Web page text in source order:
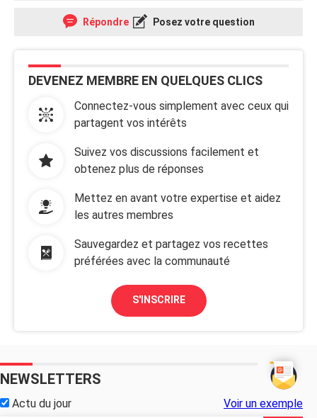
Répondre Posez votre question
DEVENEZ MEMBRE EN QUELQUES CLICS
Connectez-vous simplement avec ceux qui
partagent vos intérêts
Suivez vos discussions facilement et
obtenez plus de réponses
Mettez en avant votre expertise et aidez
les autres membres
Sauvegardez et partagez vos recettes
préférées avec la communauté
S'INSCRIRE
NEWSLETTERS
Actu du jour Voir un exemple